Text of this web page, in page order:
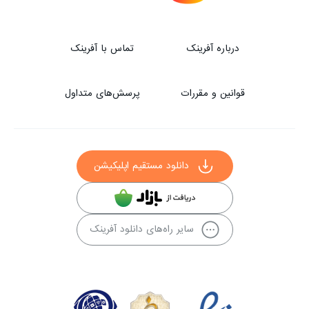
درباره آفرینک تماس با آفرینک
قوانین و مقررات پرسش‌های متداول
دانلود مستقیم اپلیکیشن
سایر راه‌های دانلود آفرینک